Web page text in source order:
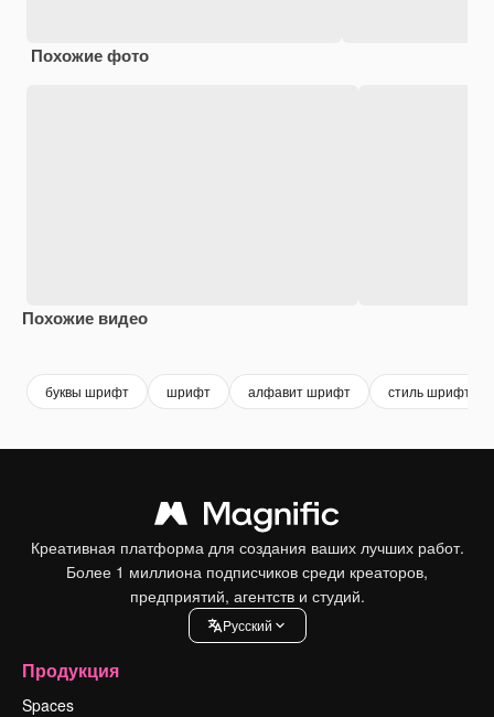
Похожие фото
Похожие видео
буквы шрифт шрифт алфавит шрифт стиль шрифта
Креативная платформа для создания ваших лучших работ.
Более 1 миллиона подписчиков среди креаторов,
предприятий, агентств и студий.
Pусский
Продукция
Spaces